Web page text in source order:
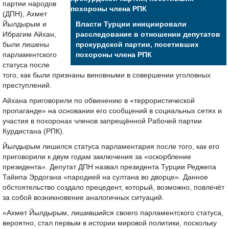
Власти Турции инициировали
расследование в отношении депутатов
прокурдской партии, посетивших
похороны члена РПК
партии народов
(ДПН), Ахмет
Йылдырым и
Ибрагим Айхан,
были лишены
парламентского
статуса после
того, как были признаны виновными в совершении уголовных
преступлений.
Айхана приговорили по обвинению в «террористической
пропаганде» на основании его сообщений в социальных сетях и
участия в похоронах членов запрещённой Рабочей партии
Курдистана (РПК).
Йылдырым лишился статуса парламентария после того, как его
приговорили к двум годам заключения за «оскорбление
президента». Депутат ДПН назвал президента Турции Реджепа
Тайипа Эрдогана «пародией на султана во дворце». Данное
обстоятельство создало прецедент, который, возможно, повлечёт
за собой возникновение аналогичных ситуаций.
«Ахмет Йылдырым, лишившийся своего парламентского статуса,
вероятно, стал первым в истории мировой политики, поскольку